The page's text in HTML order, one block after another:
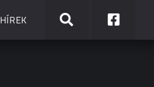
HÍREK